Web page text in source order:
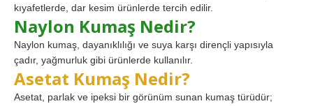
kıyafetlerde, dar kesim ürünlerde tercih edilir.
Naylon Kumaş Nedir?
Naylon kumaş, dayanıklılığı ve suya karşı dirençli yapısıyla
çadır, yağmurluk gibi ürünlerde kullanılır.
Asetat Kumaş Nedir?
Asetat, parlak ve ipeksi bir görünüm sunan kumaş türüdür;